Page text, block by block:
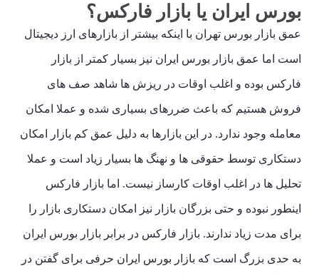
بورس ایران یا بازار فارکس؟
عمق بازار بورس تهران با اینکه بیشتر از بازارهای ارز دیجیتال
است اما عمق بازار بورس ایران نیز بسیار کمتر از بازار
فارکس بوده و اغلب اوقات در ریزش ها شاهد صف های
فروش هستیم که باعث ضررهای بسیاری شده و عملا امکان
معامله وجود ندارد. در این بازارها به دلیل عمق کم بازار امکان
دستکاری توسط حقوقی ها و نهنگ ها بسیار زیاد است و عملا
تحلیل ها در اغلب اوقات کارساز نیست. اما بازار فارکس
اینطور نبوده و حتی بزرگان بازار نیز امکان دستکاری بازار را
برای مدت زیاد ندارند. بازار فارکس در برابر بازار بورس ایران
به حدی بزرگ است که بازار بورس ایران حرفی برای گفتن در